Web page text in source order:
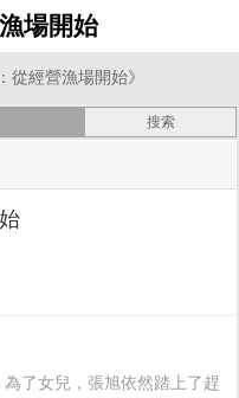
場開始
從經營漁場開始》
了女兒，張旭依然踏上了趕